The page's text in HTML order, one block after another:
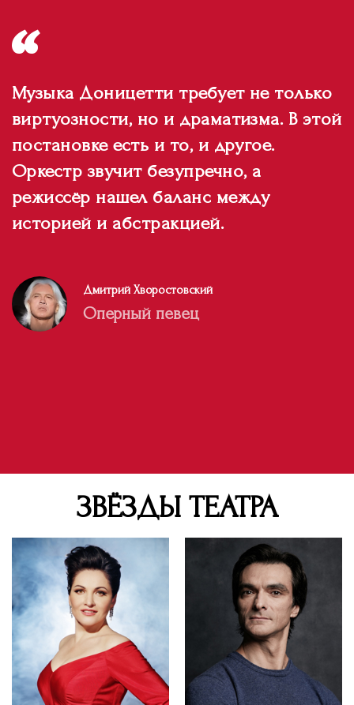
Музыка Доницетти требует не только
виртуозности, но и драматизма. В этой
постановке есть и то, и другое.
Оркестр звучит безупречно, а
режиссёр нашел баланс между
историей и абстракцией.
Дмитрий Хворостовский
Оперный певец
ЗВЁЗДЫ ТЕАТРА